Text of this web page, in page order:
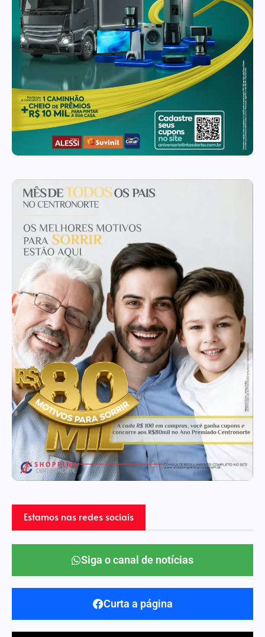
Estamos nas redes sociais
Siga o canal de notícias
Curta a página